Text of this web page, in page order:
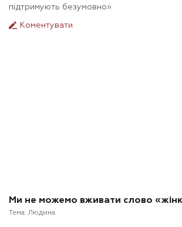
підтримують безумовно».
Коментувати
Ми не можемо вживати слово
Тема: Людина